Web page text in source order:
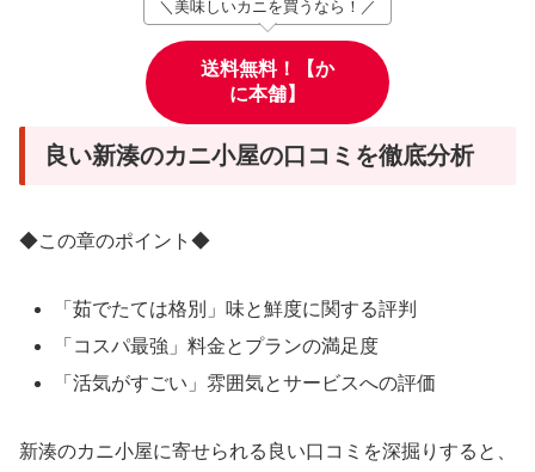
＼美味しいカニを買うなら！／
送料無料！【か
に本舗】
良い新湊のカニ小屋の口コミを徹底分析
◆この章のポイント◆
「茹でたては格別」味と鮮度に関する評判
「コスパ最強」料金とプランの満足度
「活気がすごい」雰囲気とサービスへの評価
新湊のカニ小屋に寄せられる良い口コミを深掘りすると、